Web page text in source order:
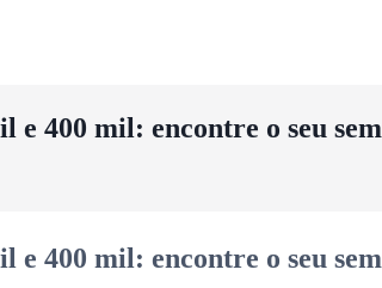
e 400 mil: encontre o seu sem
e 400 mil: encontre o seu sem